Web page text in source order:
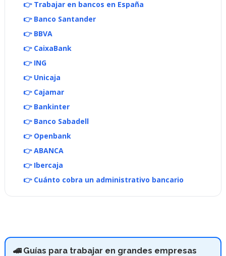
👉 Trabajar en bancos en España
👉 Banco Santander
👉 BBVA
👉 CaixaBank
👉 ING
👉 Unicaja
👉 Cajamar
👉 Bankinter
👉 Banco Sabadell
👉 Openbank
👉 ABANCA
👉 Ibercaja
👉 Cuánto cobra un administrativo bancario
🚄 Guías para trabajar en grandes empresas